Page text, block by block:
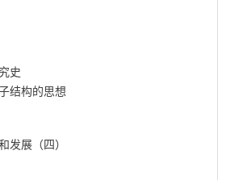
史
结构的思想
发展（四）